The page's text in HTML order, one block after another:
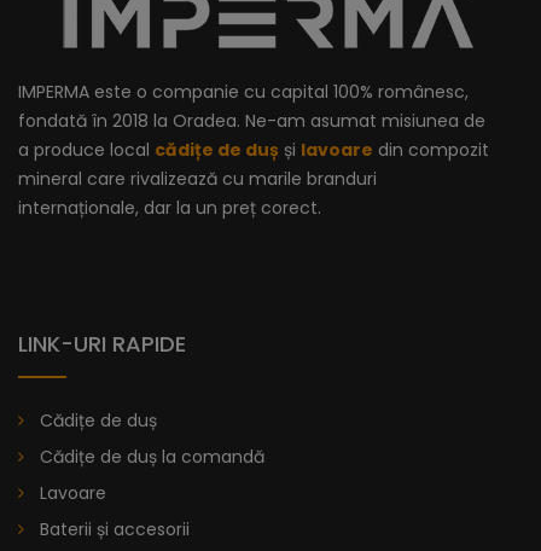
IMPERMA este o companie cu capital 100% românesc,
fondată în 2018 la Oradea. Ne-am asumat misiunea de
a produce local cădițe de duș și lavoare din compozit
mineral care rivalizează cu marile branduri
internaționale, dar la un preț corect.
LINK-URI RAPIDE
Cădițe de duș
Cădițe de duș la comandă
Lavoare
Baterii și accesorii